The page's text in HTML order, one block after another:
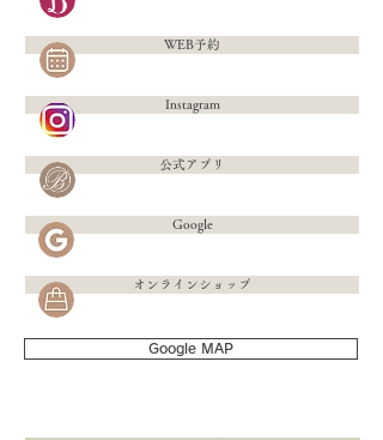
WEB予約
Instagram
公式アプリ
Google
オンラインショップ
Google MAP